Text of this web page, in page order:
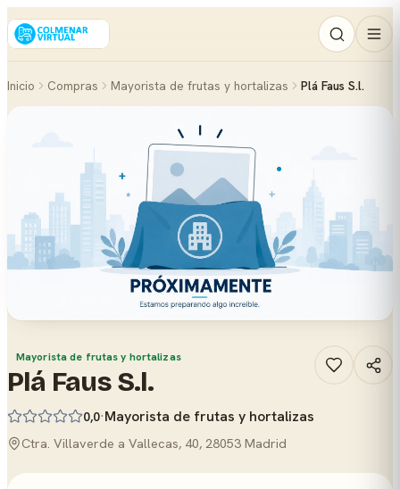
Inicio Compras Mayorista de frutas y hortalizas Plá Faus S.l.
Mayorista de frutas y hortalizas
Plá Faus S.l.
0,0·Mayorista de frutas y hortalizas
Ctra. Villaverde a Vallecas, 40, 28053 Madrid